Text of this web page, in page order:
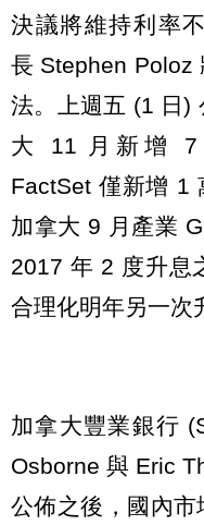
決議將維持利率
長 Stephen Poloz
法。上週五 (1 日)
大 11 月新增 7
FactSet 僅新增 1
加拿大 9 月產業
2017 年 2 度升息
合理化明年另一次
加拿大豐業銀行
Osborne 與 Eric
公佈之後，國內市